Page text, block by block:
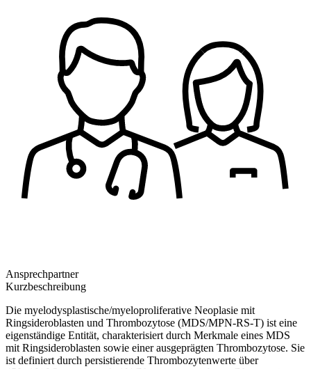
Ansprechpartner
Kurzbeschreibung
Die myelodysplastische/myeloproliferative Neoplasie mit
Ringsideroblasten und Thrombozytose (MDS/MPN-RS-T) ist eine
eigenständige Entität, charakterisiert durch Merkmale eines MDS
mit Ringsideroblasten sowie einer ausgeprägten Thrombozytose. Sie
ist definiert durch persistierende Thrombozytenwerte über